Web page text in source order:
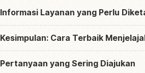
Informasi Layanan yang Perlu
Kesimpulan: Cara Terbaik
Pertanyaan yang Sering Diajukan